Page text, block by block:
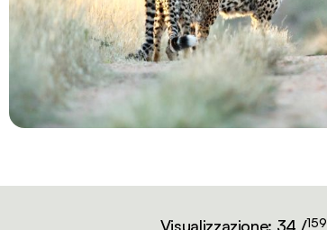
Visualizzazione: 34 /159